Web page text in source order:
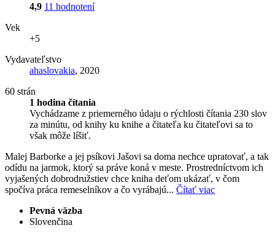
4,9 11 hodnotení
Vek
+5
Vydavateľstvo
ahaslovakia, 2020
60 strán
1 hodina čítania
Vychádzame z priemerného údaju o rýchlosti čítania 230 slov
za minútu, od knihy ku knihe a čitateľa ku čitateľovi sa to
však môže líšiť.
Malej Barborke a jej psíkovi Jašovi sa doma nechce upratovať, a tak
odídu na jarmok, ktorý sa práve koná v meste. Prostredníctvom ich
vyjašených dobrodružstiev chce kniha deťom ukázať, v čom
spočíva práca remeselníkov a čo vyrábajú... Čítať viac
Pevná väzba
Slovenčina